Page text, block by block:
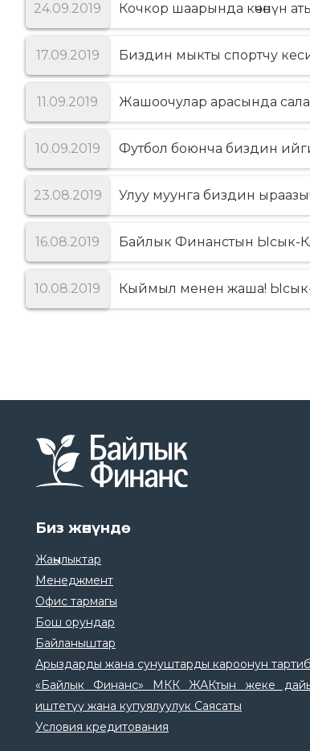
24.09.2019 Кочкор шаарында кѳчѳнүн
17.09.2019 Биздин мыкты спортчу
11.09.2019 Жашоочулар арасында
10.09.2019 Футбол боюнча биздин
23.08.2019 Улуу муунга биздин
16.08.2019 Байлык Финанстын Ысык-
10.08.2019 Кыймыл менен жаша! Ысык-
Биз жөнүндө
Жаңылыктар
Менеджмент
Офис тармагы
Бош орундар
Байланыштар
Арыздарды жана сунуштарды кароонун
«Байлык Финанс» МКК ЖАКтын жеке
иштетүү жана купуялуулук Саясаты
Условия кредитования